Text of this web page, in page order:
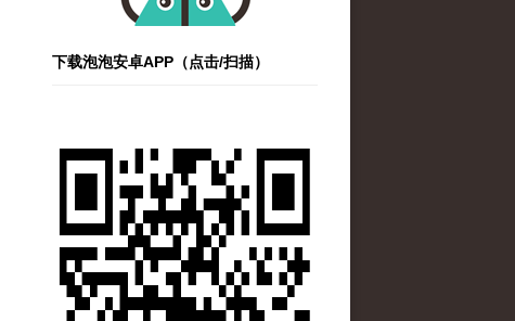
下载泡泡安卓APP（点击/扫描）